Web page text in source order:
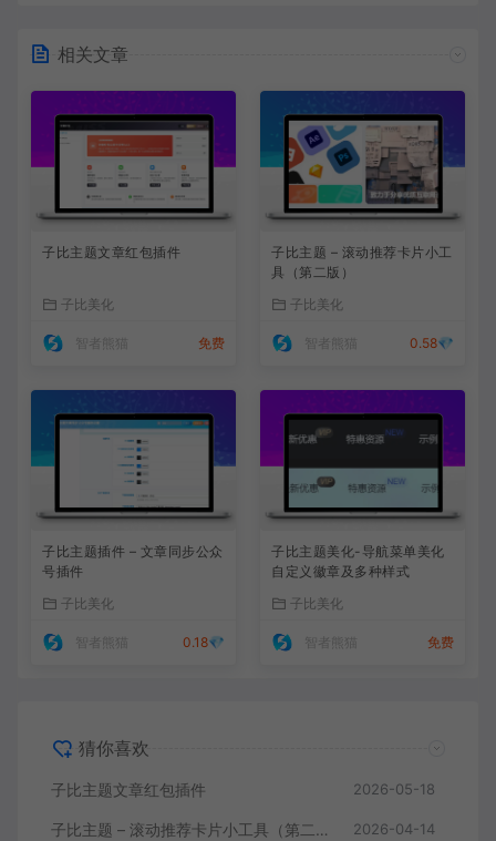
相关文章
子比主题文章红包插件
子比美化
智者熊猫 免费
子比主题 – 滚动推荐卡片小工
具（第二版）
子比美化
智者熊猫 0.58💎
子比主题插件 – 文章同步公众
号插件
子比美化
智者熊猫 0.18💎
子比主题美化-导航菜单美化
自定义徽章及多种样式
子比美化
智者熊猫 免费
猜你喜欢
子比主题文章红包插件 2026-05-18
子比主题 – 滚动推荐卡片小工具（第二版） 2026-04-14